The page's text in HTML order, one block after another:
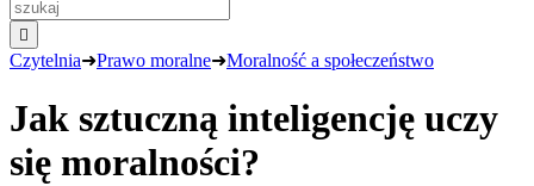

Czytelnia➜Prawo moralne➜Moralność a społeczeństwo
Jak sztuczną inteligencję uczy
się moralności?